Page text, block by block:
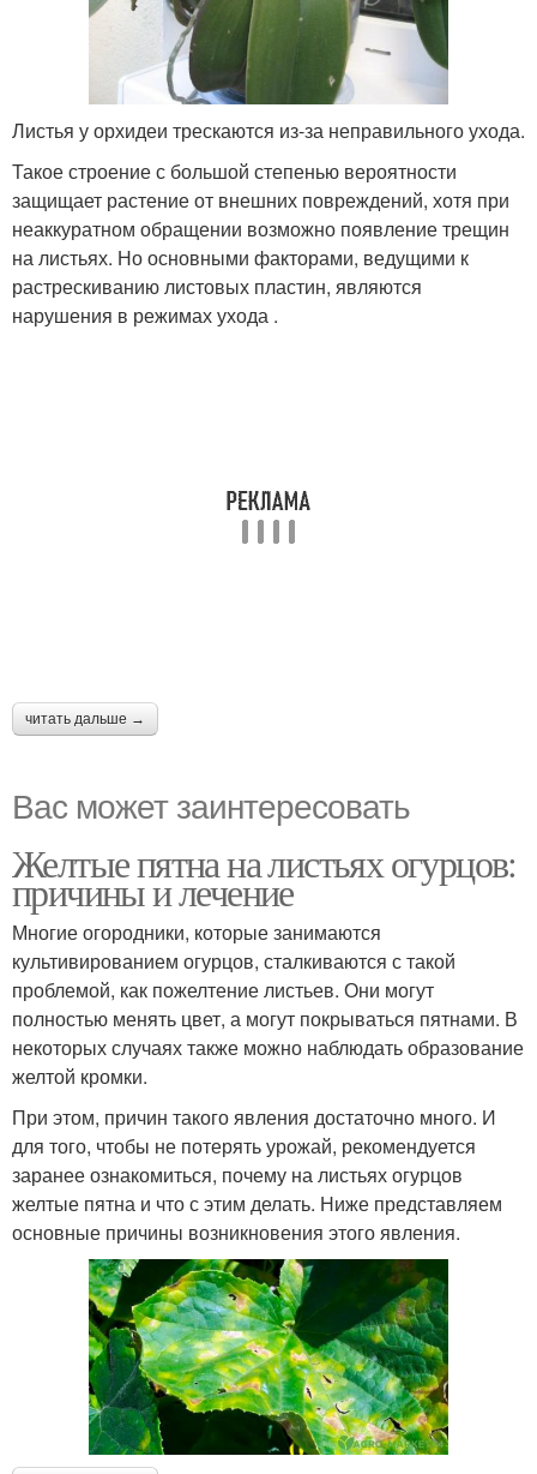
Листья у орхидеи трескаются из-за неправильного ухода.
Такое строение с большой степенью вероятности
защищает растение от внешних повреждений, хотя при
неаккуратном обращении возможно появление трещин
на листьях. Но основными факторами, ведущими к
растрескиванию листовых пластин, являются
нарушения в режимах ухода .
читать дальше →
Вас может заинтересовать
Желтые пятна на листьях огурцов:
причины и лечение
Многие огородники, которые занимаются
культивированием огурцов, сталкиваются с такой
проблемой, как пожелтение листьев. Они могут
полностью менять цвет, а могут покрываться пятнами. В
некоторых случаях также можно наблюдать образование
желтой кромки.
При этом, причин такого явления достаточно много. И
для того, чтобы не потерять урожай, рекомендуется
заранее ознакомиться, почему на листьях огурцов
желтые пятна и что с этим делать. Ниже представляем
основные причины возникновения этого явления.